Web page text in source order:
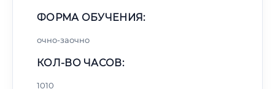
ФОРМА ОБУЧЕНИЯ:
очно-заочно
КОЛ-ВО ЧАСОВ:
1010